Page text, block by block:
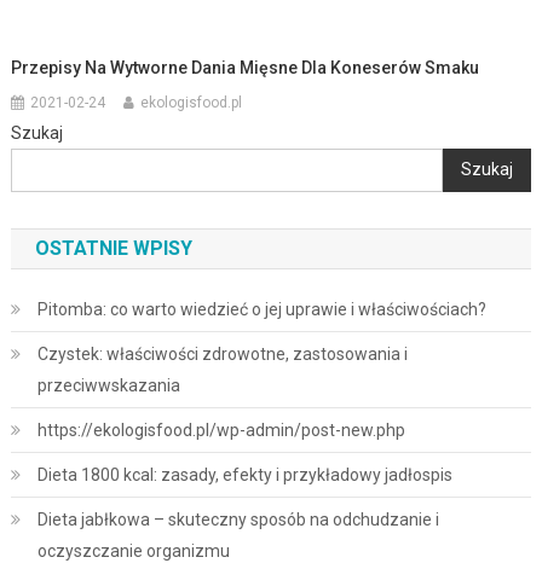
Przepisy Na Wytworne Dania Mięsne Dla Koneserów Smaku
2021-02-24 ekologisfood.pl
Szukaj
Szukaj
OSTATNIE WPISY
Pitomba: co warto wiedzieć o jej uprawie i właściwościach?
Czystek: właściwości zdrowotne, zastosowania i
przeciwwskazania
https://ekologisfood.pl/wp-admin/post-new.php
Dieta 1800 kcal: zasady, efekty i przykładowy jadłospis
Dieta jabłkowa – skuteczny sposób na odchudzanie i
oczyszczanie organizmu